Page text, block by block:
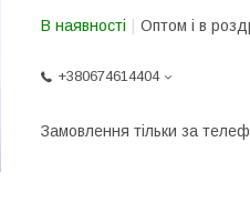
В наявності Оптом і в
+380674614404
Замовлення тільки за